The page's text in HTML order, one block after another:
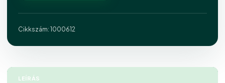
Cikkszám: 1000612
LEÍRÁS